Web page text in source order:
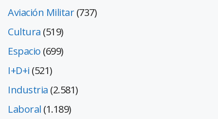
Aviación Militar(737)
Cultura (519)
Espacio (699)
I+D+i (521)
Industria (2.581)
Laboral (1.189)